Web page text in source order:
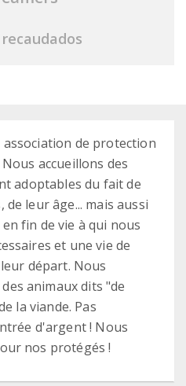
recaudados
de protection
accueillons des
adoptables du fait de
leur âge... mais aussi
fin de vie à qui nous
et une vie de
départ. Nous
animaux dits "de
la viande. Pas
d'argent ! Nous
nos protégés !